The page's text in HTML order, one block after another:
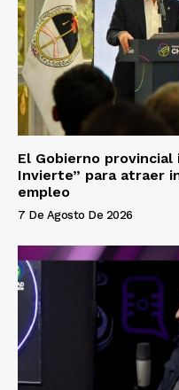
El Gobierno provincial
Invierte” para atraer
empleo
7 De Agosto De 2026